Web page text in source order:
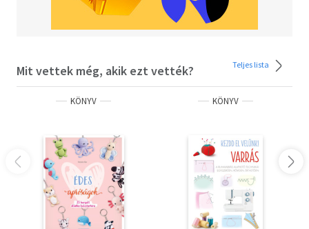
Mit vettek még, akik ezt vették? Teljes lista
KÖNYV KÖNYV